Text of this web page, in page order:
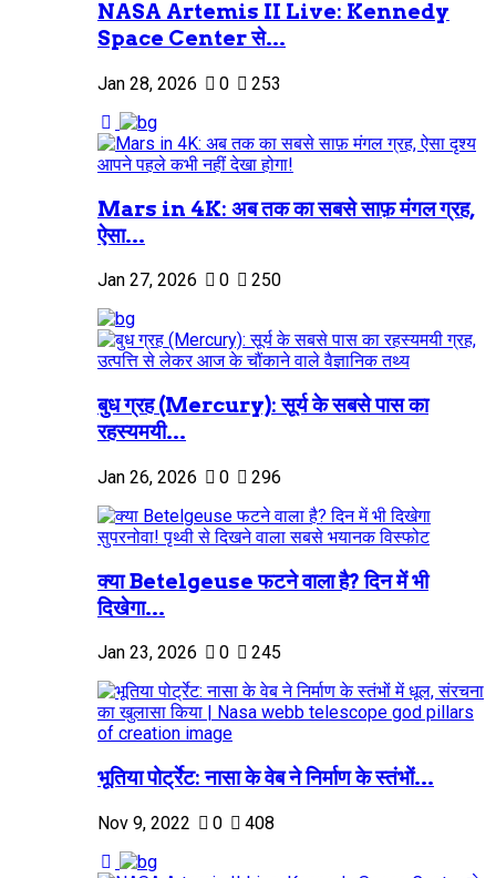
NASA Artemis II Live: Kennedy
Space Center से...
Jan 28, 2026 0 253
Mars in 4K: अब तक का सबसे साफ़ मंगल ग्रह,
ऐसा...
Jan 27, 2026 0 250
बुध ग्रह (Mercury): सूर्य के सबसे पास का
रहस्यमयी...
Jan 26, 2026 0 296
क्या Betelgeuse फटने वाला है? दिन में भी
दिखेगा...
Jan 23, 2026 0 245
भूतिया पोर्ट्रेट: नासा के वेब ने निर्माण के स्तंभों...
Nov 9, 2022 0 408